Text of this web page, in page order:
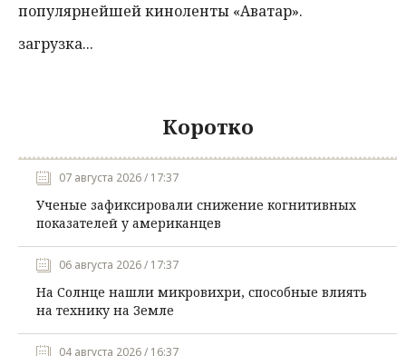
популярнейшей киноленты «Аватар».
загрузка...
Коротко
07 августа 2026 / 17:37
Ученые зафиксировали снижение когнитивных
показателей у американцев
06 августа 2026 / 17:37
На Солнце нашли микровихри, способные влиять
на технику на Земле
04 августа 2026 / 16:37